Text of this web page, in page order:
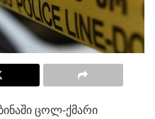
ცოლ-ქმარი